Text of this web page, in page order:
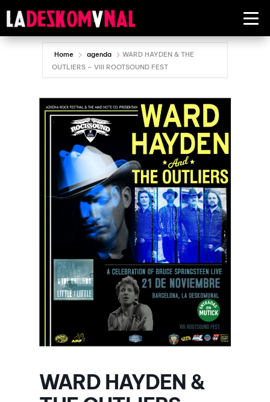
Home agenda
WARD HAYDEN & THE
OUTLIERS – VIII ROOTSOUND FEST
WARD HAYDEN &